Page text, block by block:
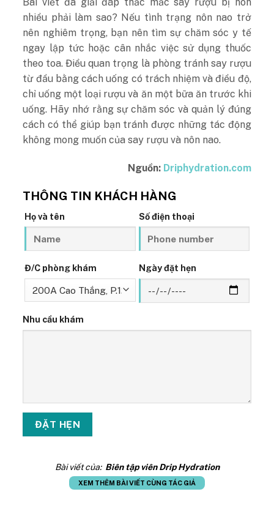
Bài viết đã giải đáp thắc mắc say rượu bị nôn
nhiều phải làm sao? Nếu tình trạng nôn nao trở
nên nghiêm trọng, bạn nên tìm sự chăm sóc y tế
ngay lập tức hoặc cân nhắc việc sử dụng thuốc
theo toa. Điều quan trọng là phòng tránh say rượu
từ đầu bằng cách uống có trách nhiệm và điều độ,
chỉ uống một loại rượu và ăn một bữa ăn trước khi
uống. Hãy nhớ rằng sự chăm sóc và quản lý đúng
cách có thể giúp bạn tránh được những tác động
không mong muốn của say rượu và nôn nao.
Nguồn: Driphydration.com
THÔNG TIN KHÁCH HÀNG
Họ và tên Số điện thoại
Đ/C phòng khám Ngày đặt hẹn
Nhu cầu khám
Bài viết của: Biên tập viên Drip Hydration
XEM THÊM BÀI VIẾT CÙNG TÁC GIẢ